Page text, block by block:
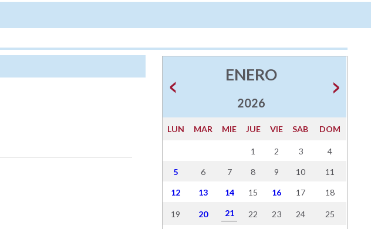
ENERO
2026
LUN MAR MIE JUE VIE SAB DOM
1 2 3 4
5 6 7 8 9 10 11
12 13 14 15 16 17 18
19 20 21 22 23 24 25